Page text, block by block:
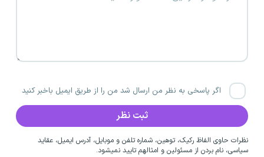
اگر پاسخی به نظر من ارسال شد من را از طریق ایمیل باخبر کنید
نظرات حاوی الفاظ رکیک، توهین، شماره تلفن و موبایل، آدرس ایمیل، عقاید
سیاسی، نام بردن از مسئولین و امثالهم تایید نمیشود.